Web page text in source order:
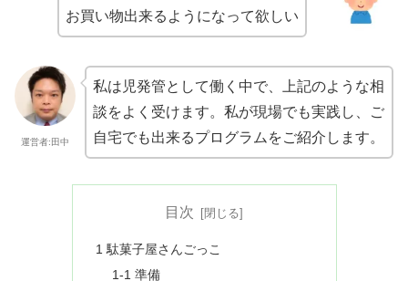
お買い物出来るようになって欲しい
運営者:田中
私は児発管として働く中で、上記のような相
談をよく受けます。 私が現場でも実践し、
ご
自宅でも出来るプログラムをご紹介します。
目次
1 駄菓子屋さんごっこ
1-1 準備